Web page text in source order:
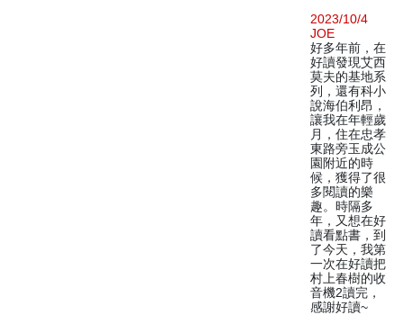
2023/10/4
JOE
好多年前，在
好讀發現艾西
莫夫的基地系
列，還有科小
說海伯利昂，
讓我在年輕歲
月，住在忠孝
東路旁玉成公
園附近的時
候，獲得了很
多閱讀的樂
趣。時隔多
年，又想在好
讀看點書，到
了今天，我第
一次在好讀把
村上春樹的收
音機2讀完，
感謝好讀~